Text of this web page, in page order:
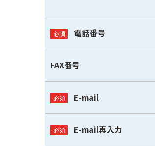
電話番号
FAX番号
E-mail
E-mail再入力